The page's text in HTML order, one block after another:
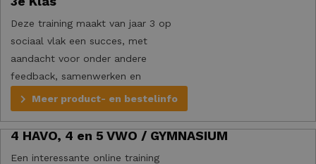
Deze training maakt van jaar 3 op
sociaal vlak een succes, met
aandacht voor onder andere
feedback, samenwerken en
vriendschappen.
Meer product- en bestelinfo
4 HAVO, 4 en 5 VWO / GYMNASIUM
Een interessante online training